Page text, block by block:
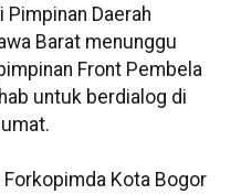
Daerah
Barat menunggu
Front Pembela
untuk berdialog di
Kota Bogor